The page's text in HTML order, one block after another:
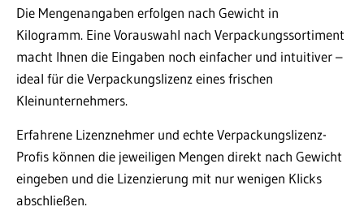
Die Mengenangaben erfolgen nach Gewicht in
Kilogramm. Eine Vorauswahl nach Verpackungssortiment
macht Ihnen die Eingaben noch einfacher und intuitiver –
ideal für die Verpackungslizenz eines frischen
Kleinunternehmers.
Erfahrene Lizenznehmer und echte Verpackungslizenz-
Profis können die jeweiligen Mengen direkt nach Gewicht
eingeben und die Lizenzierung mit nur wenigen Klicks
abschließen.